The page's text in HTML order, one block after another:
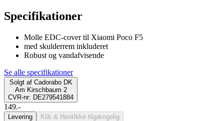
Specifikationer
Molle EDC-cover til Xiaomi Poco F5
med skulderrem inkluderet
Robust og vandafvisende
Se alle specifikationer
Solgt af Cadorabo DK
Am Kirschbaum 2
CVR-nr: DE279541884
149.-
Levering Klik & Hent Ikke tilgængelig